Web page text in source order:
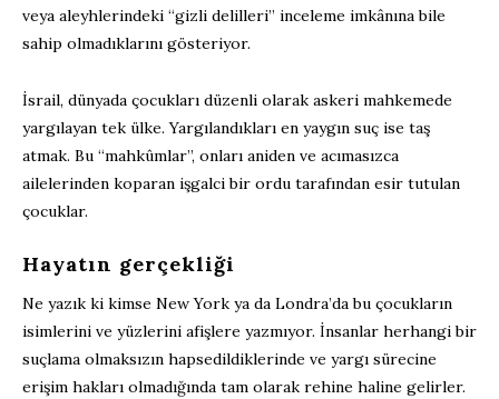
veya aleyhlerindeki “gizli delilleri” inceleme imkânına bile
sahip olmadıklarını gösteriyor.
İsrail, dünyada çocukları düzenli olarak askeri mahkemede
yargılayan tek ülke. Yargılandıkları en yaygın suç ise taş
atmak. Bu “mahkûmlar”, onları aniden ve acımasızca
ailelerinden koparan işgalci bir ordu tarafından esir tutulan
çocuklar.
Hayatın gerçekliği
Ne yazık ki kimse New York ya da Londra’da bu çocukların
isimlerini ve yüzlerini afişlere yazmıyor. İnsanlar herhangi bir
suçlama olmaksızın hapsedildiklerinde ve yargı sürecine
erişim hakları olmadığında tam olarak rehine haline gelirler.